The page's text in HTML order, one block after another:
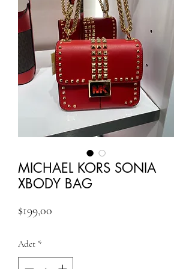
MICHAEL KORS SONIA
XBODY BAG
$199,00
Adet *